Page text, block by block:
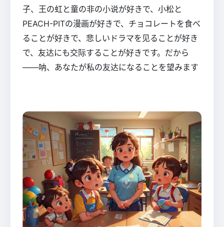
子、王の虹と童の非の小说が好きで、小松と
PEACH-PITの漫画が好きで、チョコレートを食べ
ることが好きで、悲しいドラマを见ることが好き
で、友达にも交际することが好きです。だから
――呐、あなたが私の友达になることを望みます